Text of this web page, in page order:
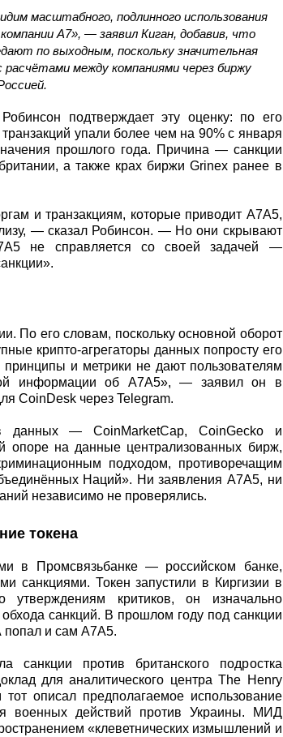
масштабного, подлинного использования
A7», — заявил Киган, добавив, что
по выходным, поскольку значительная
расчётами между компаниями через биржу
подтверждает эту оценку: по его
упали более чем на 90% с января
прошлого года. Причина — санкции
а также крах биржи Grinex ранее в
и транзакциям, которые приводит A7A5,
— сказал Робинсон. — Но они скрывают
не справляется со своей задачей —
По его словам, поскольку основной оборот
крипто-агрегаторы данных попросту его
и метрики не дают пользователям
информации об A7A5», — заявил он в
CoinDesk через Telegram.
данных — CoinMarketCap, CoinGecko и
опоре на данные централизованных бирж,
подходом, противоречащим
Наций». Ни заявления A7A5, ни
независимо не проверялись.
токена
в Промсвязьбанке — российском банке,
санкциями. Токен запустили в Киргизии в
критиков, он изначально
обхода санкций. В прошлом году под санкции
и сам A7A5.
санкции против британского подростка
для аналитического центра The Henry
описал предполагаемое использование
военных действий против Украины. МИД
«клеветнических измышлений и